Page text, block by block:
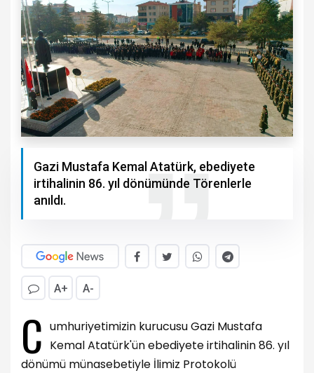
Gazi Mustafa Kemal Atatürk, ebediyete
irtihalinin 86. yıl dönümünde Törenlerle
anıldı.
A+ A-
C umhuriyetimizin kurucusu Gazi Mustafa
Kemal Atatürk'ün ebediyete irtihalinin 86. yıl
dönümü münasebetiyle İlimiz Protokolü